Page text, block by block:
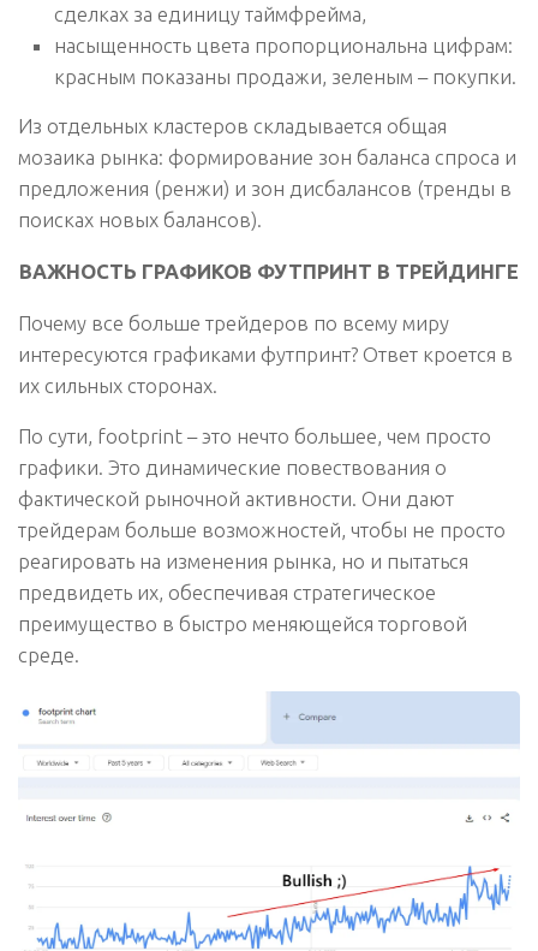
сделках за единицу таймфрейма,
насыщенность цвета пропорциональна цифрам:
красным показаны продажи, зеленым – покупки.
Из отдельных кластеров складывается общая
мозаика рынка: формирование зон баланса спроса и
предложения (ренжи) и зон дисбалансов (тренды в
поисках новых балансов).
ВАЖНОСТЬ ГРАФИКОВ ФУТПРИНТ В ТРЕЙДИНГЕ
Почему все больше трейдеров по всему миру
интересуются графиками футпринт? Ответ кроется в
их сильных сторонах.
По сути, footprint – это нечто большее, чем просто
графики. Это динамические повествования о
фактической рыночной активности. Они дают
трейдерам больше возможностей, чтобы не просто
реагировать на изменения рынка, но и пытаться
предвидеть их, обеспечивая стратегическое
преимущество в быстро меняющейся торговой
среде.